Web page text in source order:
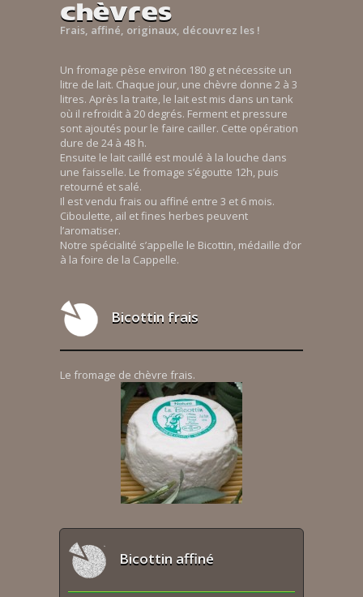
chèvres
Frais, affiné, originaux, découvrez les !
Un fromage pèse environ 180 g et nécessite un
litre de lait. Chaque jour, une chèvre donne 2 à 3
litres. Après la traite, le lait est mis dans un tank
où il refroidit à 20 degrés. Ferment et pressure
sont ajoutés pour le faire cailler. Cette opération
dure de 24 à 48 h.
Ensuite le lait caillé est moulé à la louche dans
une faisselle. Le fromage s’égoutte 12h, puis
retourné et salé.
Il est vendu frais ou affiné entre 3 et 6 mois.
Ciboulette, ail et fines herbes peuvent
l’aromatiser.
Notre spécialité s’appelle le Bicottin, médaille d’or
à la foire de la Cappelle.
Bicottin frais
Le fromage de chèvre frais.
Bicottin affiné